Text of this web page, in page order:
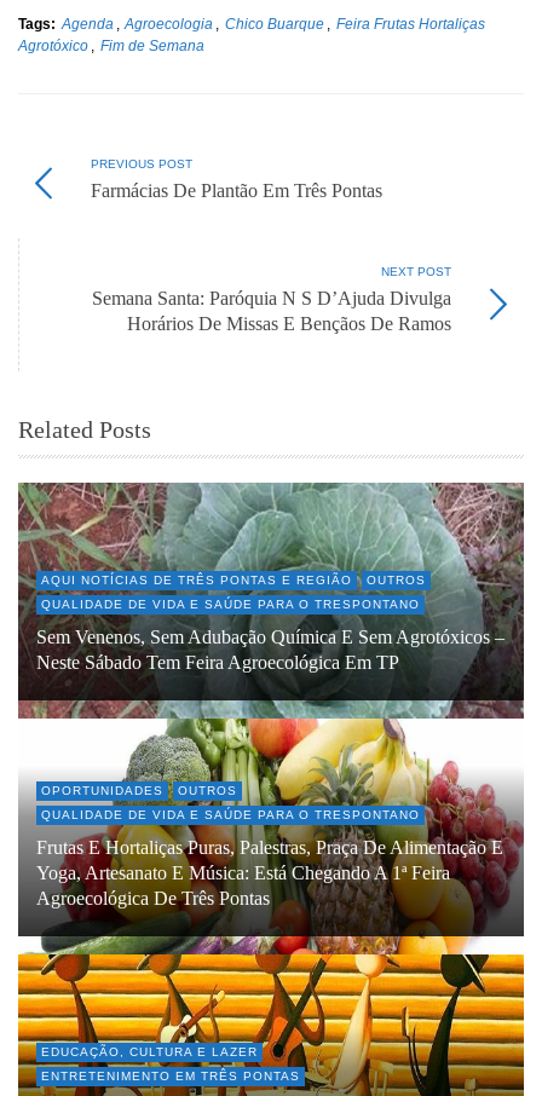
Tags: Agenda Agroecologia Chico Buarque
Feira Frutas Hortaliças
Agrotóxico
Fim de Semana
PREVIOUS POST
Farmácias De Plantão Em Três Pontas
NEXT POST
Semana Santa: Paróquia N S D’Ajuda Divulga
Horários De Missas E Bençãos De Ramos
Related Posts
AQUI NOTÍCIAS DE TRÊS PONTAS E REGIÃO
OUTROS
QUALIDADE DE VIDA E SAÚDE PARA O TRESPONTANO
Sem Venenos, Sem Adubação Química E Sem Agrotóxicos –
Neste Sábado Tem Feira Agroecológica Em TP
OPORTUNIDADES
OUTROS
QUALIDADE DE VIDA E SAÚDE PARA O TRESPONTANO
Frutas E Hortaliças Puras, Palestras, Praça De Alimentação E
Yoga, Artesanato E Música: Está Chegando A 1ª Feira
Agroecológica De Três Pontas
EDUCAÇÃO, CULTURA E LAZER
ENTRETENIMENTO EM TRÊS PONTAS